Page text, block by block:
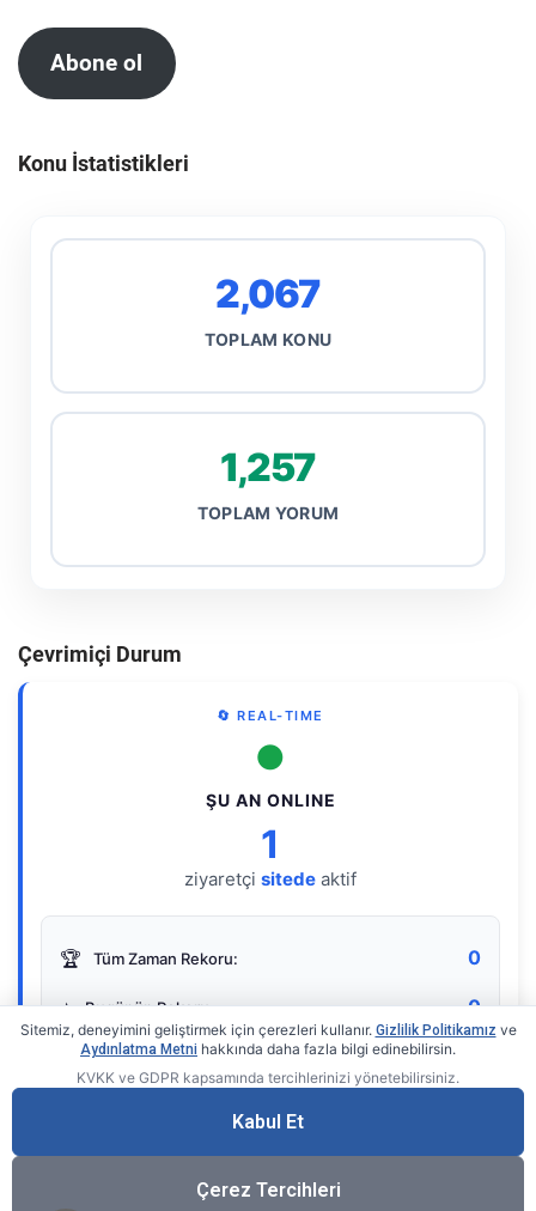
Abone ol
Konu İstatistikleri
2,067
TOPLAM KONU
1,257
TOPLAM YORUM
Çevrimiçi Durum
🔄 REAL-TIME
●
ŞU AN ONLINE
1
ziyaretçi sitede aktif
🏆 Tüm Zaman Rekoru: 0
⭐ Bugünün Rekoru: 0
Gerçek zamanlı sayaç
Sitemiz, deneyimini geliştirmek için çerezleri kullanır. Gizlilik Politikamız ve
Aydınlatma Metni hakkında daha fazla bilgi edinebilirsin.
KVKK ve GDPR kapsamında tercihlerinizi yönetebilirsiniz.
Kabul Et
Çerez Tercihleri